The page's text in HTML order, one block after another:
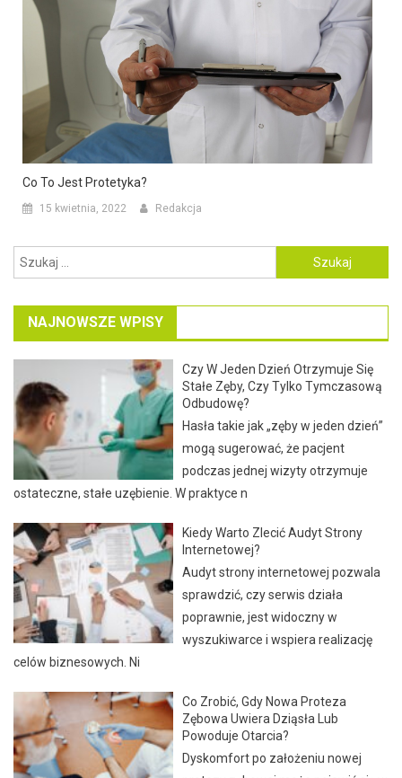
Co To Jest Protetyka?
15 kwietnia, 2022 Redakcja
Szukaj:
NAJNOWSZE WPISY
Czy W Jeden Dzień Otrzymuje Się
Stałe Zęby, Czy Tylko Tymczasową
Odbudowę?
Hasła takie jak „zęby w jeden dzień”
mogą sugerować, że pacjent
podczas jednej wizyty otrzymuje
ostateczne, stałe uzębienie. W praktyce n
Kiedy Warto Zlecić Audyt Strony
Internetowej?
Audyt strony internetowej pozwala
sprawdzić, czy serwis działa
poprawnie, jest widoczny w
wyszukiwarce i wspiera realizację
celów biznesowych. Ni
Co Zrobić, Gdy Nowa Proteza
Zębowa Uwiera Dziąsła Lub
Powoduje Otarcia?
Dyskomfort po założeniu nowej